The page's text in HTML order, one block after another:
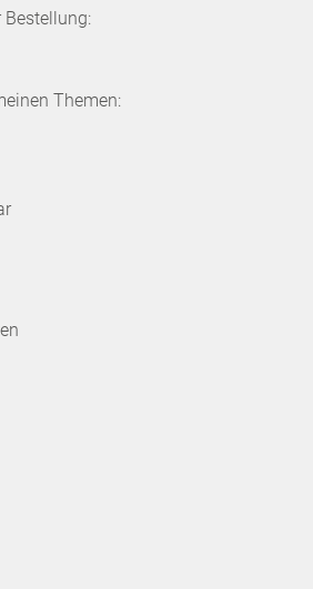
Bestellung:
Themen: